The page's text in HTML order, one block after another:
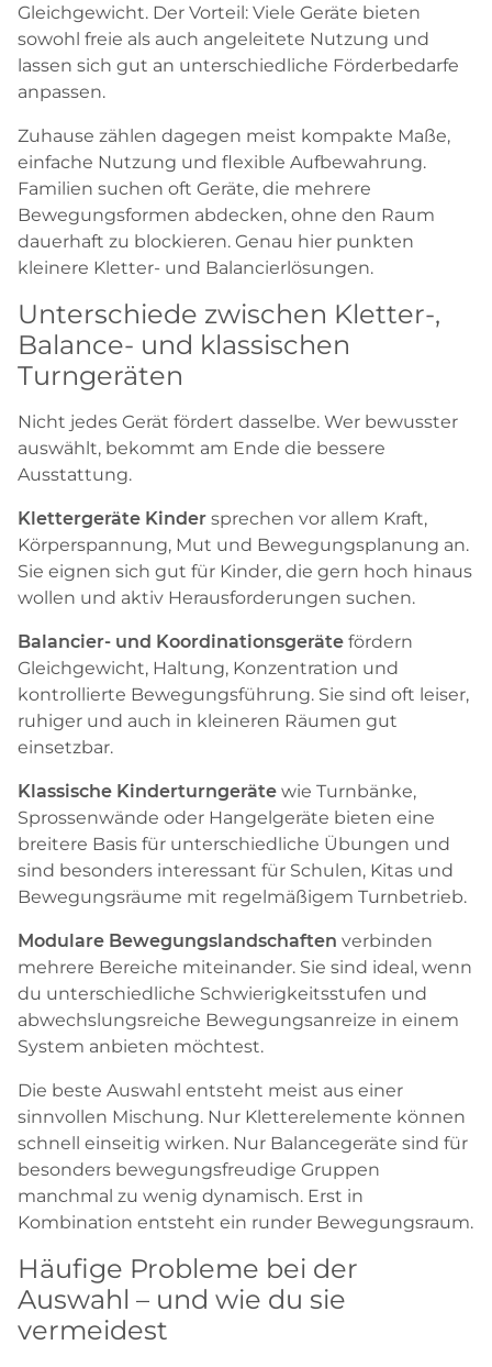
Gleichgewicht. Der Vorteil: Viele Geräte bieten
sowohl freie als auch angeleitete Nutzung und
lassen sich gut an unterschiedliche Förderbedarfe
anpassen.
Zuhause zählen dagegen meist kompakte Maße,
einfache Nutzung und flexible Aufbewahrung.
Familien suchen oft Geräte, die mehrere
Bewegungsformen abdecken, ohne den Raum
dauerhaft zu blockieren. Genau hier punkten
kleinere Kletter- und Balancierlösungen.
Unterschiede zwischen Kletter-,
Balance- und klassischen
Turngeräten
Nicht jedes Gerät fördert dasselbe. Wer bewusster
auswählt, bekommt am Ende die bessere
Ausstattung.
Klettergeräte Kinder sprechen vor allem Kraft,
Körperspannung, Mut und Bewegungsplanung an.
Sie eignen sich gut für Kinder, die gern hoch hinaus
wollen und aktiv Herausforderungen suchen.
Balancier- und Koordinationsgeräte fördern
Gleichgewicht, Haltung, Konzentration und
kontrollierte Bewegungsführung. Sie sind oft leiser,
ruhiger und auch in kleineren Räumen gut
einsetzbar.
Klassische Kinderturngeräte wie Turnbänke,
Sprossenwände oder Hangelgeräte bieten eine
breitere Basis für unterschiedliche Übungen und
sind besonders interessant für Schulen, Kitas und
Bewegungsräume mit regelmäßigem Turnbetrieb.
Modulare Bewegungslandschaften verbinden
mehrere Bereiche miteinander. Sie sind ideal, wenn
du unterschiedliche Schwierigkeitsstufen und
abwechslungsreiche Bewegungsanreize in einem
System anbieten möchtest.
Die beste Auswahl entsteht meist aus einer
sinnvollen Mischung. Nur Kletterelemente können
schnell einseitig wirken. Nur Balancegeräte sind für
besonders bewegungsfreudige Gruppen
manchmal zu wenig dynamisch. Erst in
Kombination entsteht ein runder Bewegungsraum.
Häufige Probleme bei der
Auswahl – und wie du sie
vermeidest